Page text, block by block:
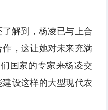
解到，杨凌已与上合
，这让她对未来充满
国家的专家来杨凌交
设这样的大型现代农